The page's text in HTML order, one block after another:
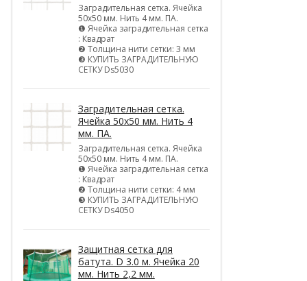
Заградительная сетка. Ячейка
50х50 мм. Нить 4 мм. ПА.
❶ Ячейка заградительная сетка
: Квадрат
❷ Толщина нити сетки: 3 мм
❸ КУПИТЬ ЗАГРАДИТЕЛЬНУЮ
СЕТКУ Ds5030
Заградительная сетка.
Ячейка 50х50 мм. Нить 4
мм. ПА.
Заградительная сетка. Ячейка
50х50 мм. Нить 4 мм. ПА.
❶ Ячейка заградительная сетка
: Квадрат
❷ Толщина нити сетки: 4 мм
❸ КУПИТЬ ЗАГРАДИТЕЛЬНУЮ
СЕТКУ Ds4050
Защитная сетка для
батута. D 3.0 м. Ячейка 20
мм. Нить 2,2 мм.